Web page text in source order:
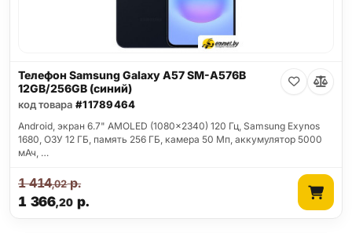
Телефон Samsung Galaxy A57 SM-A576B
12GB/256GB (синий)
код товара #11789464
Android, экран 6.7" AMOLED (1080x2340) 120 Гц, Samsung Exynos
1680, ОЗУ 12 ГБ, память 256 ГБ, камера 50 Мп, аккумулятор 5000
мАч, …
1 366,20 р.
1 414,02р.